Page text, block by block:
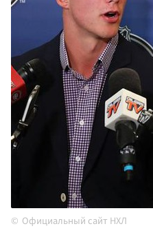
Официальный сайт НХЛ